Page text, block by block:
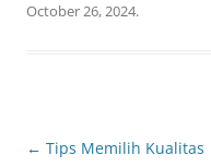
October 26, 2024.
Post
← Tips Memilih Kualitas